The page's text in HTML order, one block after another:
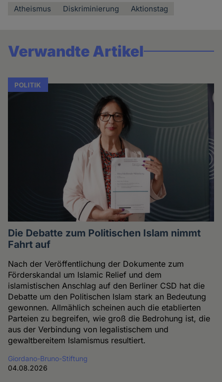
Atheismus Diskriminierung Aktionstag
Verwandte Artikel
POLITIK
Die Debatte zum Politischen Islam nimmt
Fahrt auf
Nach der Veröffentlichung der Dokumente zum
Förderskandal um Islamic Relief und dem
islamistischen Anschlag auf den Berliner CSD hat die
Debatte um den Politischen Islam stark an Bedeutung
gewonnen. Allmählich scheinen auch die etablierten
Parteien zu begreifen, wie groß die Bedrohung ist, die
aus der Verbindung von legalistischem und
gewaltbereitem Islamismus resultiert.
Giordano-Bruno-Stiftung
04.08.2026